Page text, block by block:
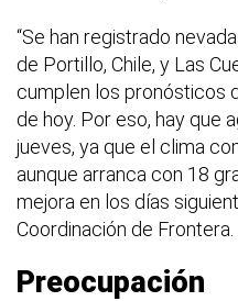
“Se han registrado
de Portillo, Chile, y Las
cumplen los pronósticos
de hoy. Por eso, hay que
jueves, ya que el clima
aunque arranca con 18
mejora en los días
Coordinación de Frontera.
Preocupación